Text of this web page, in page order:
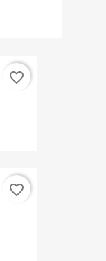
favorite_border
favorite_border